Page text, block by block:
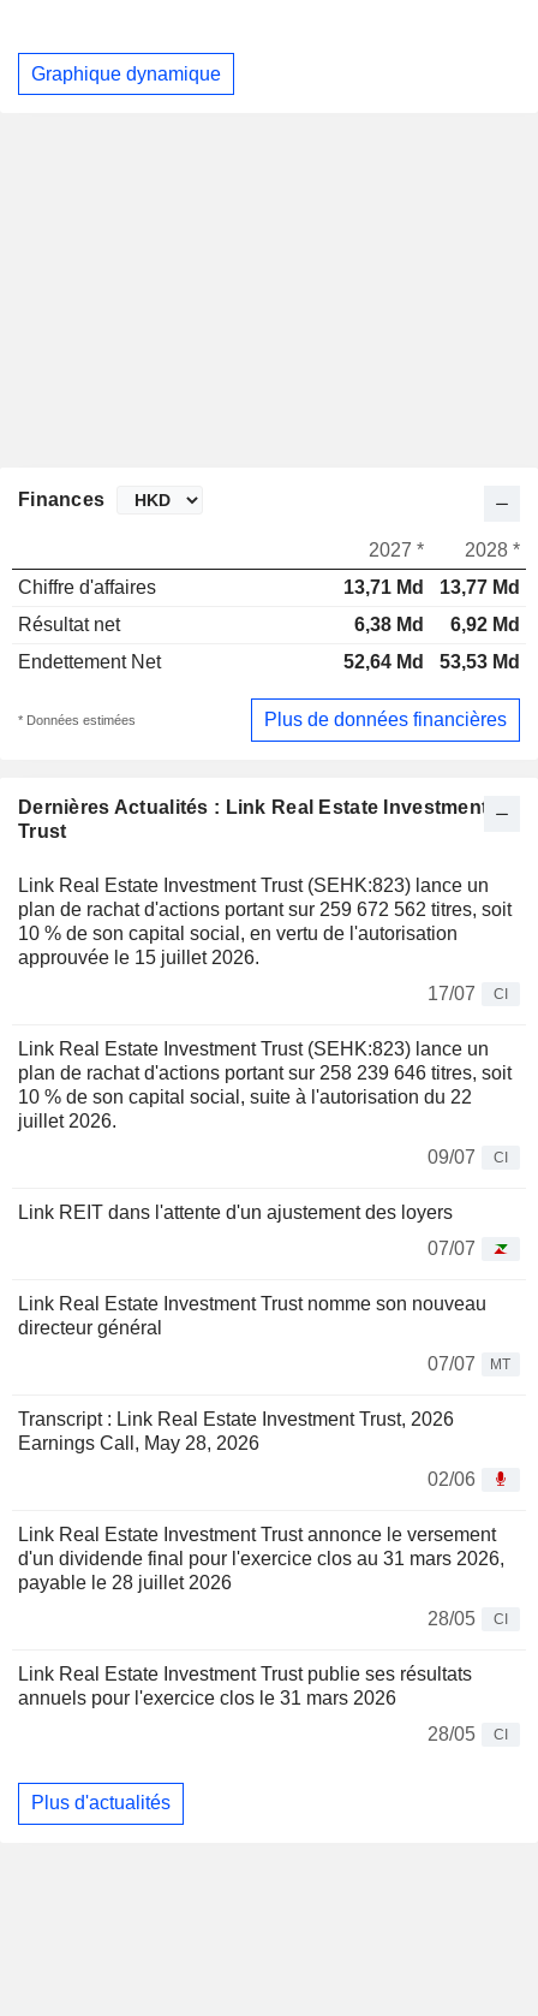
Graphique dynamique
Dernières Actualités : Link Real Estate Investment
Trust
Link Real Estate Investment Trust (SEHK:823) lance un
plan de rachat d'actions portant sur 259 672 562 titres, soit
10 % de son capital social, en vertu de l'autorisation
approuvée le 15 juillet 2026.
17/07
CI
Link Real Estate Investment Trust (SEHK:823) lance un
plan de rachat d'actions portant sur 258 239 646 titres, soit
10 % de son capital social, suite à l'autorisation du 22
juillet 2026.
09/07
CI
Link REIT dans l'attente d'un ajustement des loyers
07/07
Link Real Estate Investment Trust nomme son nouveau
directeur général
07/07
MT
Transcript : Link Real Estate Investment Trust, 2026
Earnings Call, May 28, 2026
02/06
Link Real Estate Investment Trust annonce le versement
d'un dividende final pour l'exercice clos au 31 mars 2026,
payable le 28 juillet 2026
28/05
CI
Link Real Estate Investment Trust publie ses résultats
annuels pour l'exercice clos le 31 mars 2026
28/05
CI
Plus d'actualités
Finances
2027 *
2028 *
Chiffre d'affaires
13,71 Md
13,77 Md
Résultat net
6,38 Md
6,92 Md
Endettement Net
52,64 Md 53,53 Md
* Données estimées Plus de données financières